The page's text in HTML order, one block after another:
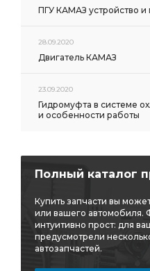
ПГУ КАМАЗ устройство
28.09.2020
Двигатель КАМАЗ
23.09.2020
Гидромуфта в системе
и особенности работы
Полный каталог
Купить запчасти вы
или вашего автомобиля.
интуитивно прост: для
предусмотрели
автозапчастей.